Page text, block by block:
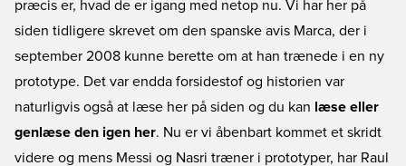
præcis er, hvad de er igang med netop nu. Vi har her på
siden tidligere skrevet om den spanske avis Marca, der i
september 2008 kunne berette om at han trænede i en ny
prototype. Det var endda forsidestof og historien var
naturligvis også at læse her på siden og du kan læse eller
genlæse den igen her. Nu er vi åbenbart kommet et skridt
videre og mens Messi og Nasri træner i prototyper, har Raul